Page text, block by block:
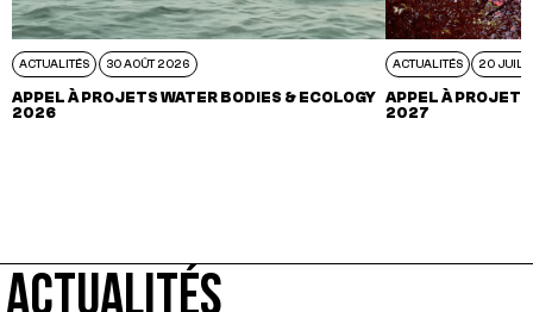
ACTUALITÉS 30 AOÛT 2026
APPEL À PROJETS WATER BODIES & ECOLOGY
2026
ACTUALITÉS 20 JUIL
APPEL À
2027